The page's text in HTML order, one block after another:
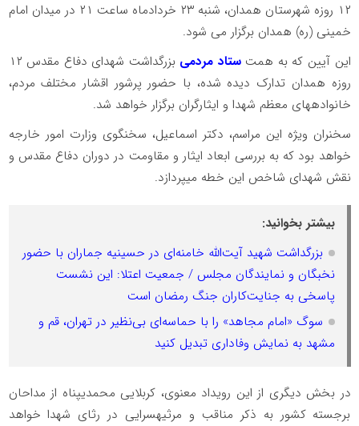
۱۲ روزه شهرستان همدان، شنبه ۲۳ خردادماه ساعت ۲۱ در میدان امام
خمینی (ره) همدان برگزار می شود.
این آیین که به همت ستاد مردمی
بزرگداشت شهدای دفاع مقدس ۱۲
روزه همدان تدارک دیده شده، با حضور پرشور اقشار مختلف مردم،
خانوادههای معظم شهدا و ایثارگران برگزار خواهد شد.
سخنران ویژه این مراسم، دکتر اسماعیل، سخنگوی وزارت امور خارجه
خواهد بود که به بررسی ابعاد ایثار و مقاومت در دوران دفاع مقدس و
نقش شهدای شاخص این خطه میپردازد.
بیشتر بخوانید:
بزرگداشت شهید آیت‌الله خامنه‌ای در حسینیه جماران با حضور
نخبگان و نمایندگان مجلس / جمعیت اعتلا: این نشست
پاسخی به جنایت‌کاران جنگ رمضان است
سوگ «امام مجاهد» را با حماسه‌ای بی‌نظیر در تهران، قم و
مشهد به نمایش وفاداری تبدیل کنید
در بخش دیگری از این رویداد معنوی، کربلایی محمدیپناه از مداحان
برجسته کشور به ذکر مناقب و مرثیهسرایی در رثای شهدا خواهد